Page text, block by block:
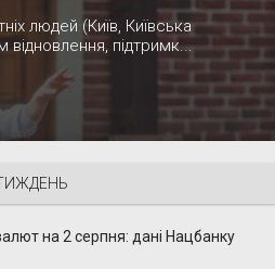
людей (Київ, Київська
підтримк...
на 2 серпня: дані Нацбанку